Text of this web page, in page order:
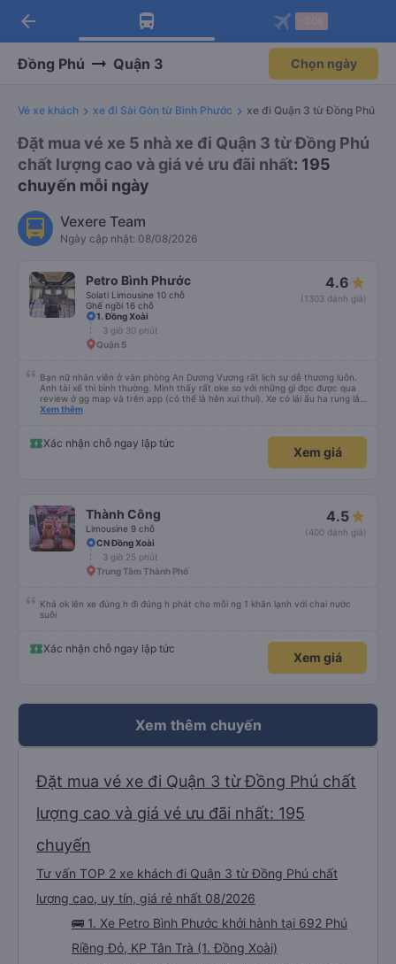
Tải app Vexere ngay!
Nhận ưu đãi thành viên độc
Mở app
Tải app Vexere
-30k/ghế khi đặt vé máy bay qua
Mở app
arrow_back
Đồng Phú Quận 3 Chọn ngày
Vé xe khách xe đi Sài Gòn từ Bình Phước xe đi Quận 3 từ Đồng Phú
Đặt mua vé xe 5 nhà xe đi Quận 3 từ Đồng Phú
chất lượng cao và giá vé ưu đãi nhất: 195
chuyến mỗi ngày
Vexere Team
Ngày cập nhật: 08/08/2026
Petro Bình Phước
Solati Limousine 10 chỗ
Ghế ngồi 16 chỗ
4.6
(1303 đánh giá)
1. Đồng Xoài
3 giờ 30 phút
Quận 5
Bạn nữ nhân viên ở văn phòng An Dương Vương rất lịch sự dễ thương luôn.
Anh tài xế thì bình thường. Mình thấy rất oke so với những gì đọc được qua
review ở gg map và trên app (có thể là hên xui thui). Xe có lái ẩu ha rung lắc
hay không thì cũng ko rõ tại mình say xe nên ngủ ko à
Xem thêm
Xác nhận chỗ ngay lập tức
Xem giá
Thành Công
Limousine 9 chỗ
4.5
(400 đánh giá)
CN Đồng Xoài
3 giờ 25 phút
Trung Tâm Thành Phố
Khá ok lên xe đúng h đi đúng h phát cho mỗi ng 1 khăn lạnh với chai nước
suôi
Xác nhận chỗ ngay lập tức
Xem giá
Xem thêm chuyến
Đặt mua vé xe đi Quận 3 từ Đồng Phú chất
lượng cao và giá vé ưu đãi nhất: 195
chuyến
Tư vấn TOP 2 xe khách đi Quận 3 từ Đồng Phú chất
lượng cao, uy tín, giá rẻ nhất 08/2026
🚌 1. Xe Petro Bình Phước khởi hành tại 692 Phú
Riềng Đỏ, KP Tân Trà (1. Đồng Xoài)